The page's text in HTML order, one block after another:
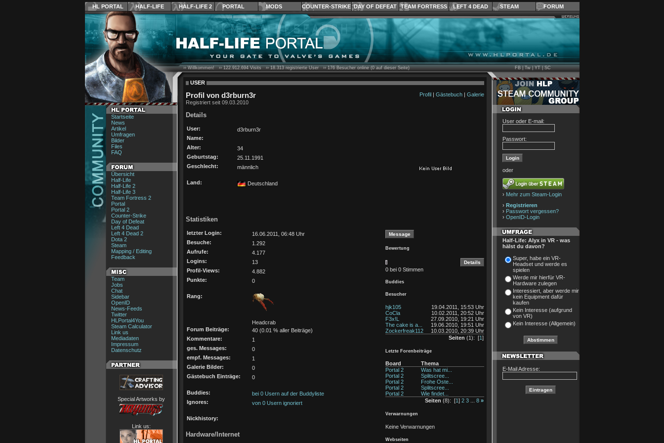
HL PORTAL HALF-LIFE HALF-LIFE 2 PORTAL MODS COUNTER-STRIKE DAY OF DEFEAT TEAM FORTRESS LEFT 4 DEAD STEAM FORUM
Startseite
News
Artikel
Umfragen
Bilder
Files
FAQ
Übersicht
Half-Life
Half-Life 2
Half-Life 3
Team Fortress 2
Portal
Portal 2
Counter-Strike
Day of Defeat
Left 4 Dead
Left 4 Dead 2
Dota 2
Steam
Mapping / Editing
Feedback
Team
Jobs
Chat
Sidebar
OpenID
News-Feeds
Twitter
HLPortal4You
Steam Calculator
Link us
Mediadaten
Impressum
Datenschutz
Special Artworks by
Link us:
›› Willkommen! ››122.912.694Visits ››18.313registrierte User ››176Besucher online (0 auf dieser Seite)
USER
Profil von d3rburn3r Profil| Gästebuch| Galerie
Registriert seit 09.03.2010
Details
User:
d3rburn3r
Name:
Alter:
34
Geburtstag:
25.11.1991
Geschlecht:
männlich
Land: Deutschland
Statistiken
letzter Login:
16.06.2011, 06:48 Uhr
Besuche:
1.292
Aufrufe:
4.177
Logins:
13
Profil-Views:
4.882
Punkte:
0
Rang:
Headcrab
Forum Beiträge:
40 (0.01 % aller Beiträge)
Kommentare:
1
ges. Messages:
0
empf. Messages:
1
Galerie Bilder:
0
Gästebuch Einträge:
0
Buddies:
bei 0 Usern auf der Buddyliste
Ignores:
von 0 Usern ignoriert
Nickhistory:
Hardware/Internet
Bewertung
0 bei 0 Stimmen
Buddies
Besucher
hjk105
19.04.2011, 15:53 Uhr
CoCla
10.02.2011, 20:52 Uhr
F3x!L
27.09.2010, 19:21 Uhr
The cake is a...
19.06.2010, 19:51 Uhr
Zockerfreak112
10.03.2010, 20:39 Uhr
Seiten (1): [1]
Letzte Forenbeiträge
Board
Thema
Portal 2
Was hat mi...
Portal 2
Splitscree...
Portal 2
Frohe Oste...
Portal 2
Splitscree...
Portal 2
Wie findet...
Seiten (8): [1] 2 3... 8 »
Verwarnungen
Keine Verwarnungen
Webseiten
FB|Tw|YT|SC
User oder E-mail:
Passwort:
oder
› Mehr zum Steam-Login
› Registrieren
› Passwort vergessen?
› OpenID-Login
Half-Life: Alyx in VR - was
hälst du davon?
Super, habe ein VR-
Headset und werde es
spielen
Werde mir hierfür VR-
Hardware zulegen
Interessiert, aber werde mir
kein Equipment dafür
kaufen
Kein Interesse (aufgrund
von VR)
Kein Interesse (Allgemein)
E-Mail Adresse: